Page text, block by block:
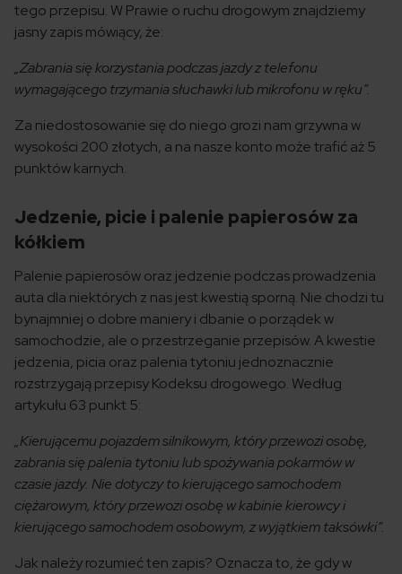
tego przepisu. W Prawie o ruchu drogowym znajdziemy
jasny zapis mówiący, że:
„Zabrania się korzystania podczas jazdy z telefonu
wymagającego trzymania słuchawki lub mikrofonu w ręku”.
Za niedostosowanie się do niego grozi nam grzywna w
wysokości 200 złotych, a na nasze konto może trafić aż 5
punktów karnych.
Jedzenie, picie i palenie papierosów za
kółkiem
Palenie papierosów oraz jedzenie podczas prowadzenia
auta dla niektórych z nas jest kwestią sporną. Nie chodzi tu
bynajmniej o dobre maniery i dbanie o porządek w
samochodzie, ale o przestrzeganie przepisów. A kwestie
jedzenia, picia oraz palenia tytoniu jednoznacznie
rozstrzygają przepisy Kodeksu drogowego. Według
artykułu 63 punkt 5:
„Kierującemu pojazdem silnikowym, który przewozi osobę,
zabrania się palenia tytoniu lub spożywania pokarmów w
czasie jazdy. Nie dotyczy to kierującego samochodem
ciężarowym, który przewozi osobę w kabinie kierowcy i
kierującego samochodem osobowym, z wyjątkiem taksówki”.
Jak należy rozumieć ten zapis? Oznacza to, że gdy w